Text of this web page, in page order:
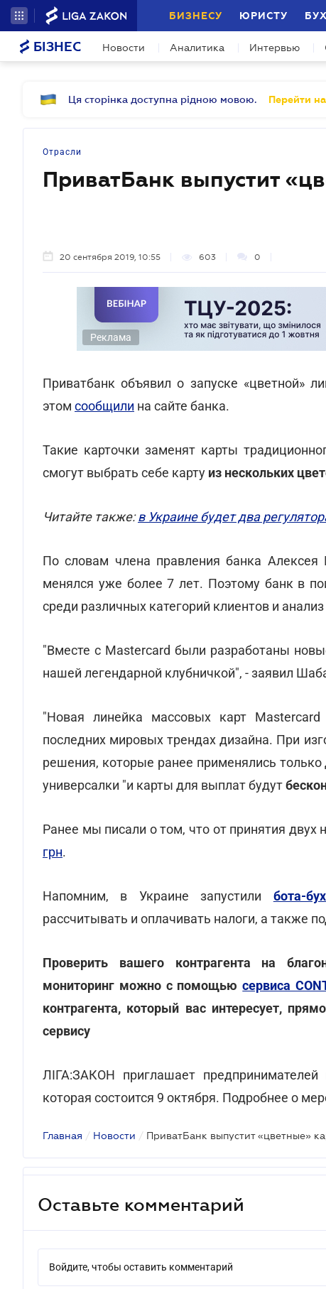
БИЗНЕСУ ЮРИСТУ
БІЗНЕС Новости Аналитика Интервью
Ця сторінка доступна рідною мовою. Перейти
Отрасли
ПриватБанк выпустит
20 сентября 2019, 10:55 603 0
Реклама
Приватбанк объявил о запуске «цветной»
этом сообщили на сайте банка.
Такие карточки заменят карты
смогут выбрать себе карту из нескольких
Читайте также:в Украине будет два
По словам члена правления банка
менялся уже более 7 лет. Поэтому банк в
среди различных категорий клиентов и
"Вместе с Mastercard были разработаны
нашей легендарной клубничкой", - заявил
"Новая линейка массовых карт
последних мировых трендах дизайна. При
решения, которые ранее применялись
универсалки "и карты для выплат будут
Ранее мы писали о том, что от принятия двух
грн.
Напомним, в Украине запустили бота-
рассчитывать и оплачивать налоги, а также
Проверить вашего контрагента на
мониторинг можно с помощьюсервиса
контрагента, который вас интересует,
сервису
ЛІГА:ЗАКОН приглашает
которая состоится 9 октября. Подробнее о
Главная / Новости / ПриватБанк выпустит «цветные»
Оставьте комментарий
Войдите, чтобы оставить комментарий